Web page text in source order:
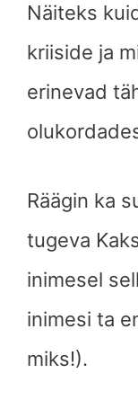
Näiteks
kriiside ja
erinevad
Räägin ka
tugeva
inimesel
inimesi ta
miks!).